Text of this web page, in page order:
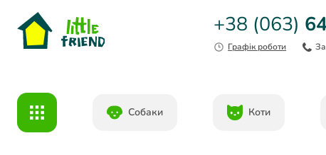
+38 (063)
Графік роботи
Собаки Коти